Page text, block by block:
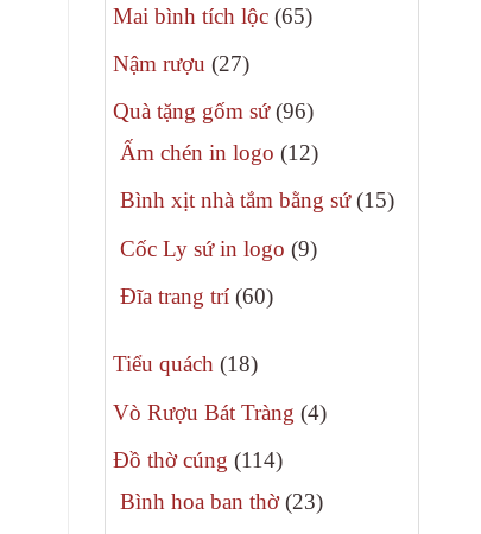
Mai bình tích lộc 6565
Nậm rượu 2727
phẩm
Quà tặng gốm sứ 9696
sản
Ấm chén in logo 1212
phẩm
Bình xịt nhà tắm bằng sứ 1515
Cốc Ly sứ in logo 99
Đĩa trang trí 6060
Tiểu quách 1818
phẩm
Vò Rượu Bát Tràng 44
Đồ thờ cúng 114114
sản
Bình hoa ban thờ 2323